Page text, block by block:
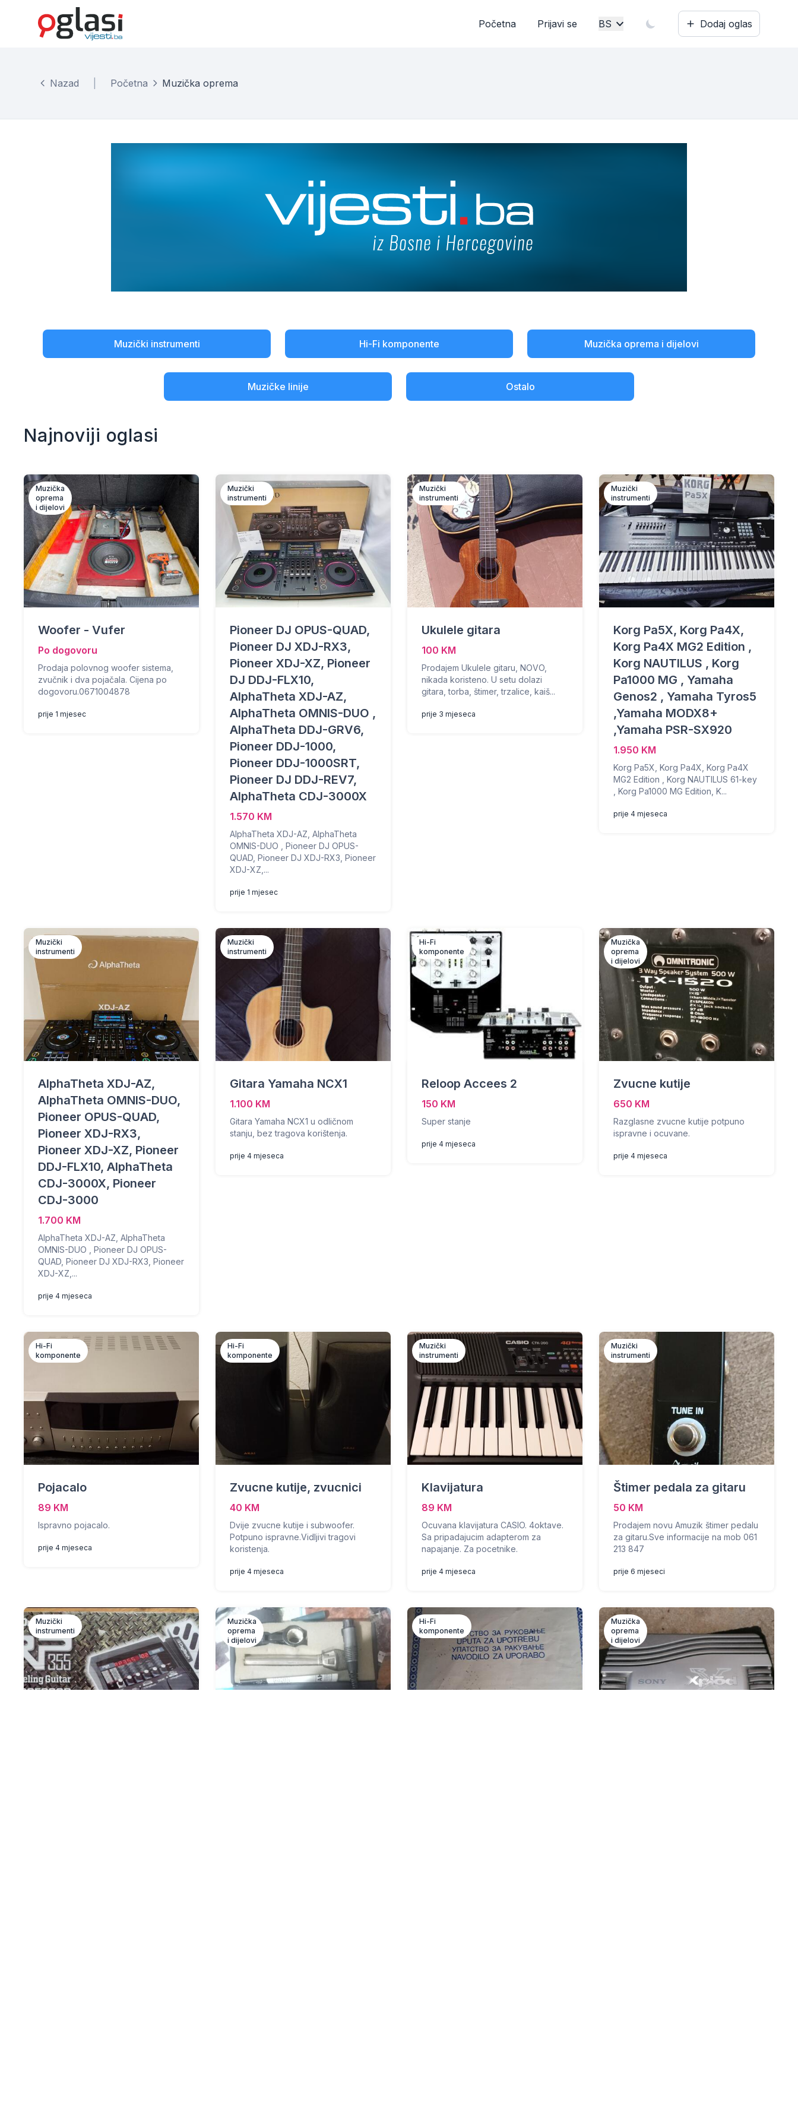
Početna Prijavi se BS Dodaj oglas
Nazad Početna Muzička oprema
Muzički instrumenti Hi-Fi komponente Muzička oprema i dijelovi
Muzičke linije Ostalo
Najnoviji oglasi
Muzička
oprema
i dijelovi
Woofer - Vufer
Po dogovoru
Prodaja polovnog woofer sistema,
zvučnik i dva pojačala. Cijena po
dogovoru.0671004878
prije 1 mjesec
Muzički
instrumenti
Pioneer DJ OPUS-QUAD,
Pioneer DJ XDJ-RX3,
Pioneer XDJ-XZ, Pioneer
DJ DDJ-FLX10,
AlphaTheta XDJ-AZ,
AlphaTheta OMNIS-DUO ,
AlphaTheta DDJ-GRV6,
Pioneer DDJ-1000,
Pioneer DDJ-1000SRT,
Pioneer DJ DDJ-REV7,
AlphaTheta CDJ-3000X
1.570 KM
AlphaTheta XDJ-AZ, AlphaTheta
OMNIS-DUO , Pioneer DJ OPUS-
QUAD, Pioneer DJ XDJ-RX3, Pioneer
XDJ-XZ,...
prije 1 mjesec
Muzički
instrumenti
Ukulele gitara
100 KM
Prodajem Ukulele gitaru, NOVO,
nikada koristeno. U setu dolazi
gitara, torba, štimer, trzalice, kaiš...
prije 3 mjeseca
Muzički
instrumenti
Korg Pa5X, Korg Pa4X,
Korg Pa4X MG2 Edition ,
Korg NAUTILUS , Korg
Pa1000 MG , Yamaha
Genos2 , Yamaha Tyros5
,Yamaha MODX8+
,Yamaha PSR-SX920
1.950 KM
Korg Pa5X, Korg Pa4X, Korg Pa4X
MG2 Edition , Korg NAUTILUS 61-key
, Korg Pa1000 MG Edition, K...
prije 4 mjeseca
Muzički
instrumenti
AlphaTheta XDJ-AZ,
AlphaTheta OMNIS-DUO,
Pioneer OPUS-QUAD,
Pioneer XDJ-RX3,
Pioneer XDJ-XZ, Pioneer
DDJ-FLX10, AlphaTheta
CDJ-3000X, Pioneer
CDJ-3000
1.700 KM
AlphaTheta XDJ-AZ, AlphaTheta
OMNIS-DUO , Pioneer DJ OPUS-
QUAD, Pioneer DJ XDJ-RX3, Pioneer
XDJ-XZ,...
prije 4 mjeseca
Muzički
instrumenti
Gitara Yamaha NCX1
1.100 KM
Gitara Yamaha NCX1 u odličnom
stanju, bez tragova korištenja.
prije 4 mjeseca
Hi-Fi
komponente
Reloop Accees 2
150 KM
Super stanje
prije 4 mjeseca
Muzička
oprema
i dijelovi
Zvucne kutije
650 KM
Razglasne zvucne kutije potpuno
ispravne i ocuvane.
prije 4 mjeseca
Hi-Fi
komponente
Pojacalo
89 KM
Ispravno pojacalo.
prije 4 mjeseca
Hi-Fi
komponente
Zvucne kutije, zvucnici
40 KM
Dvije zvucne kutije i subwoofer.
Potpuno ispravne.Vidljivi tragovi
koristenja.
prije 4 mjeseca
Muzički
instrumenti
Klavijatura
89 KM
Ocuvana klavijatura CASIO. 4oktave.
Sa pripadajucim adapterom za
napajanje. Za pocetnike.
prije 4 mjeseca
Muzički
instrumenti
Štimer pedala za gitaru
50 KM
Prodajem novu Amuzik štimer pedalu
za gitaru.Sve informacije na mob 061
213 847
prije 6 mjeseci
Muzički
instrumenti
Muzička
oprema
i dijelovi
Hi-Fi
komponente
Muzička
oprema
i dijelovi